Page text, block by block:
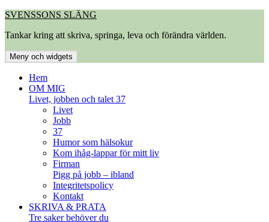
Hoppa
innehåll
SVENSSONS SLÄNG
Tankar kring att skriva, springa, leva och förändra världen.
Meny och widgets
Hem
OM MIG
Livet, jobben och talet 37
Livet
Jobb
37
Humor som hälsokur
Kom ihåg-lappar för mitt liv
Firman
Pigg på jobb – ibland
Integritetspolicy
Kontakt
SKRIVA & PRATA
Tre saker behöver du